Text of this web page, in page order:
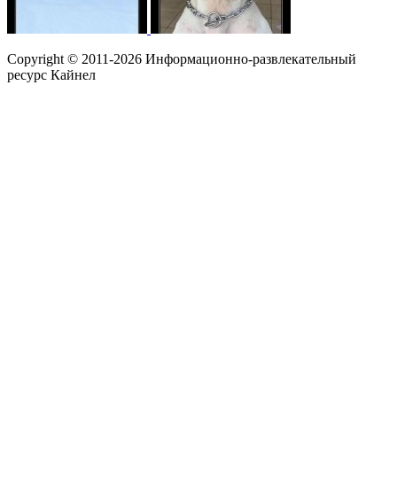
Copyright © 2011-2026 Информационно-развлекательный
ресурс Кайнел